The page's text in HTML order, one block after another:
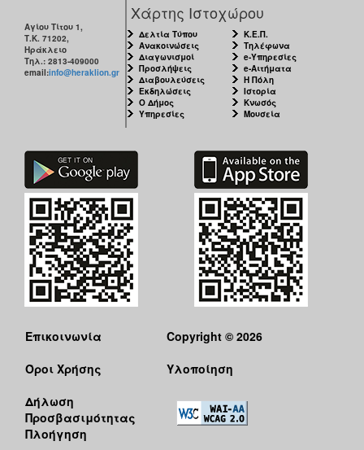
Έλεγχος
Βρεφονηπιακών
Σταθμών
Γυναικών
Κέντρο
Κοινότητας
Κοινωνικό
Φαρμακείο
Κοινωνικό
Παντοπωλείο
Ισότητα
Φύλων
Απινιδωτές
Αγίου Τίτου 1,
Τ.Κ. 71202,
Ηράκλειο
Τηλ.: 2813-409000
email:info@heraklion.gr
Χάρτης Ιστοχώρου
Δελτία Τύπου
Ανακοινώσεις
Διαγωνισμοί
Προσλήψεις
Διαβουλεύσεις
Εκδηλώσεις
Ο Δήμος
Υπηρεσίες
Κ.Ε.Π.
Τηλέφωνα
e-Υπηρεσίες
e-Αιτήματα
Η Πόλη
Ιστορία
Κνωσός
Μουσεία
Επικοινωνία
Όροι Χρήσης
Δήλωση
Προσβασιμότητας
Πλοήγηση
Copyright © 2026
Υλοποίηση